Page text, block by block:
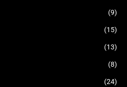
(9)
(15)
(13)
(8)
(24)